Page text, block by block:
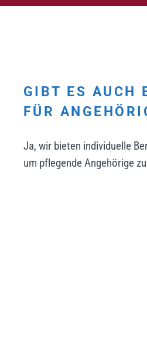
GIBT ES AUCH
FÜR
Ja, wir bieten individuelle
um pflegende Angehörige